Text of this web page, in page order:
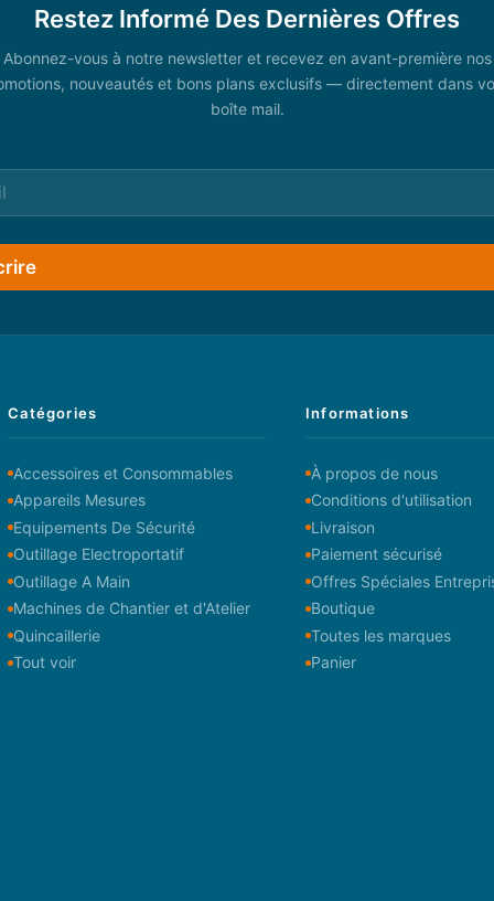
Restez Informé Des Dernières Offres
Abonnez-vous à notre newsletter et recevez en avant-première nos
nouveautés et bons plans exclusifs — directement dans
boîte mail.
Catégories
Accessoires et Consommables
Appareils Mesures
Equipements De Sécurité
Outillage Electroportatif
Outillage A Main
Machines de Chantier et d'Atelier
Quincaillerie
Tout voir
Informations
À propos de nous
Conditions d'utilisation
Livraison
Paiement sécurisé
Offres Spéciales
Boutique
Toutes les marques
Panier